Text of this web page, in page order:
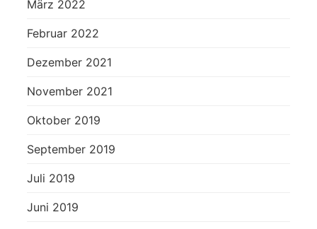
März 2022
Februar 2022
Dezember 2021
November 2021
Oktober 2019
September 2019
Juli 2019
Juni 2019